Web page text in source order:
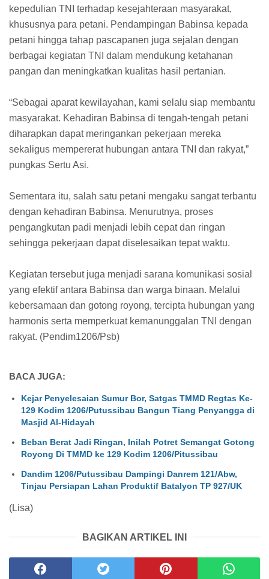
kepedulian TNI terhadap kesejahteraan masyarakat,
khususnya para petani. Pendampingan Babinsa kepada
petani hingga tahap pascapanen juga sejalan dengan
berbagai kegiatan TNI dalam mendukung ketahanan
pangan dan meningkatkan kualitas hasil pertanian.
“Sebagai aparat kewilayahan, kami selalu siap membantu
masyarakat. Kehadiran Babinsa di tengah-tengah petani
diharapkan dapat meringankan pekerjaan mereka
sekaligus mempererat hubungan antara TNI dan rakyat,”
pungkas Sertu Asi.
Sementara itu, salah satu petani mengaku sangat terbantu
dengan kehadiran Babinsa. Menurutnya, proses
pengangkutan padi menjadi lebih cepat dan ringan
sehingga pekerjaan dapat diselesaikan tepat waktu.
Kegiatan tersebut juga menjadi sarana komunikasi sosial
yang efektif antara Babinsa dan warga binaan. Melalui
kebersamaan dan gotong royong, tercipta hubungan yang
harmonis serta memperkuat kemanunggalan TNI dengan
rakyat. (Pendim1206/Psb)
BACA JUGA:
Kejar Penyelesaian Sumur Bor, Satgas TMMD Regtas Ke-
129 Kodim 1206/Putussibau Bangun Tiang Penyangga di
Masjid Al-Hidayah
Beban Berat Jadi Ringan, Inilah Potret Semangat Gotong
Royong Di TMMD ke 129 Kodim 1206/Pitussibau
Dandim 1206/Putussibau Dampingi Danrem 121/Abw,
Tinjau Persiapan Lahan Produktif Batalyon TP 927/UK
(Lisa)
BAGIKAN ARTIKEL INI